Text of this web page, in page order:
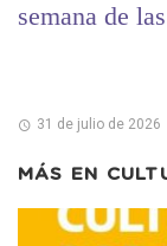
semana de
31 de julio de 2026
MÁS EN